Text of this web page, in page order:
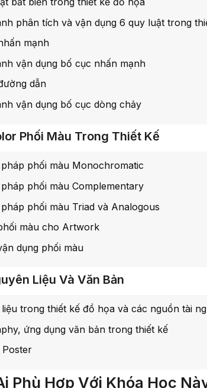
phân tích và vận dụng 6 quy luật trong
mạnh
vận dụng bố cục nhấn mạnh
dẫn
vận dụng bố cục dòng chảy
Phối Màu Trong Thiết Kế
phối màu Monochromatic
phối màu Complementary
phối màu Triad và Analogous
màu cho Artwork
dụng phối màu
Liệu Và Văn Bản
trong thiết kế đồ họa và các nguồn tài
ứng dụng văn bản trong thiết kế
Poster
Phù Hợp Với Khóa Học